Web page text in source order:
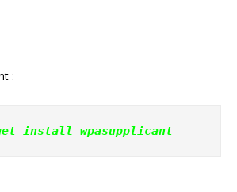
:
install wpasupplicant